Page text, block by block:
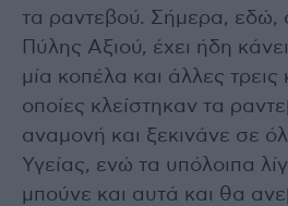
τα ραντεβού. Σήμερα, εδώ,
Πύλης Αξιού, έχει ήδη
μία κοπέλα και άλλες τρεις
οποίες κλείστηκαν τα
αναμονή και ξεκινάνε σε
Υγείας, ενώ τα υπόλοιπα
μπούνε και αυτά και θα